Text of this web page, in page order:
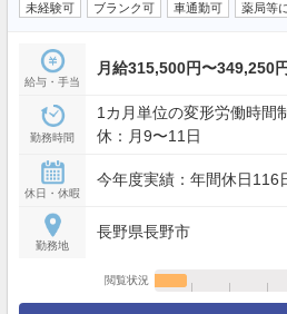
未経験可
ブランク可 車通勤可 薬局等
給与・手当
月給315,500円〜349,250円
勤務時間
1カ月単位の変形労働時間
休：月9〜11日
休日・休暇
今年度実績：年間休日116
勤務地
長野県長野市
閲覧状況